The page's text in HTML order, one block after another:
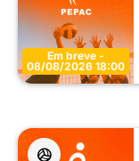
Em breve -
08/08/2026 18:00